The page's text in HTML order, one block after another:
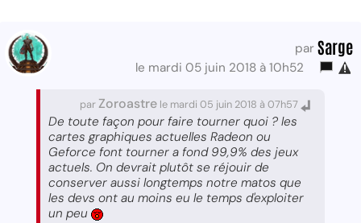
par Sarge
le mardi 05 juin 2018 à 10h52
parZoroastre le mardi 05 juin 2018 à 07h57
De toute façon pour faire tourner quoi ? les
cartes graphiques actuelles Radeon ou
Geforce font tourner a fond 99,9% des jeux
actuels. On devrait plutôt se réjouir de
conserver aussi longtemps notre matos que
les devs ont au moins eu le temps d'exploiter
un peu